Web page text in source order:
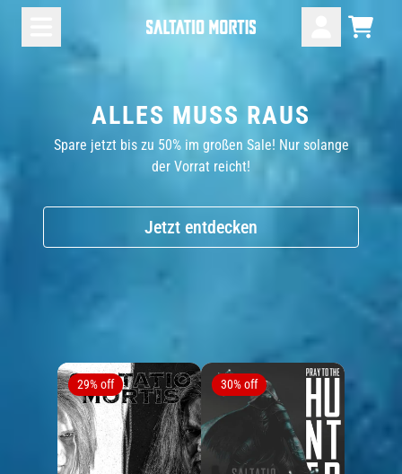
Zum Inhalt
Saltatio Mortis
Konto
ALLES MUSS RAUS
Spare jetzt bis zu 50% im großen Sale! Nur solange
der Vorrat reicht!
Jetzt entdecken
29% off 30% off